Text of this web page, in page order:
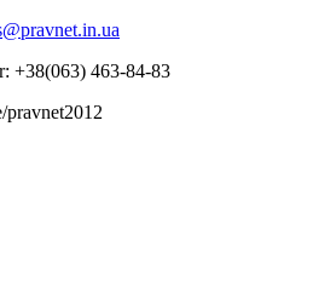
+38(063) 463-84-83